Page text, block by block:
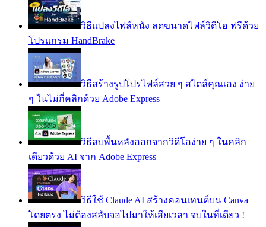
วิธีแปลงไฟล์หนัง ลดขนาดไฟล์วิดีโอ ฟรีด้วย
โปรแกรม HandBrake
วิธีสร้างรูปโปรไฟล์สวย ๆ สไตล์คุณเอง ง่าย
ๆ ในไม่กี่คลิกด้วย Adobe Express
วิธีลบพื้นหลังออกจากวิดีโอง่าย ๆ ในคลิก
เดียวด้วย AI จาก Adobe Express
วิธีใช้ Claude AI สร้างคอนเทนต์บน Canva
โดยตรง ไม่ต้องสลับจอไปมาให้เสียเวลา จบในที่เดียว !